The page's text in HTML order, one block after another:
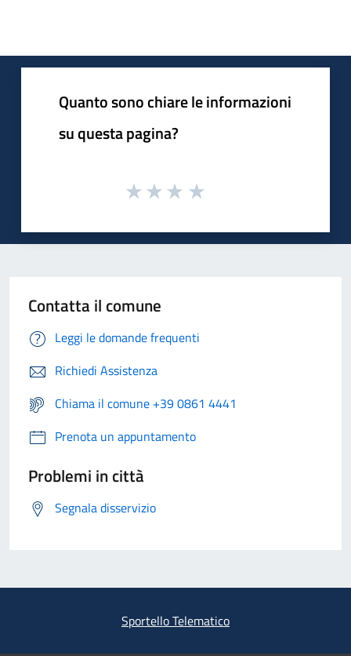
Quanto sono chiare le informazioni
su questa pagina?
Contatta il comune
Leggi le domande frequenti
Richiedi Assistenza
Chiama il comune +39 0861 4441
Prenota un appuntamento
Problemi in città
Segnala disservizio
Sportello Telematico